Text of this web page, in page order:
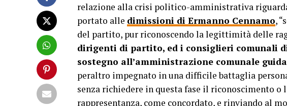
relazione alla crisi politico-amministrativa
portato alle dimissioni di Ermanno Cennamo,
del partito, pur riconoscendo la legittimità delle
dirigenti di partito, ed i consiglieri comunali
sostegno all’amministrazione comunale
peraltro impegnato in una difficile battaglia
senza richiedere in questa fase il riconoscimento
rappresentanza, come concordato, e rinviando al